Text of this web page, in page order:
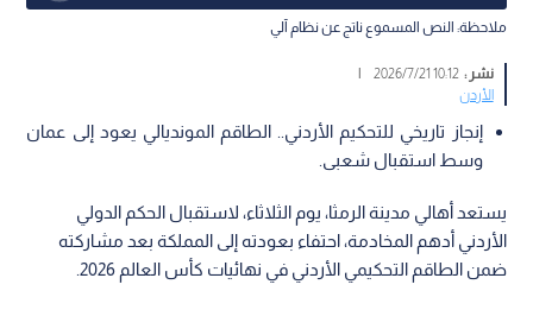
ملاحظة: النص المسموع ناتج عن نظام آلي
نشر :10:12 2026/7/21
|
الأردن
إنجاز تاريخي للتحكيم الأردني.. الطاقم المونديالي يعود إلى عمان
وسط استقبال شعبى.
يستعد أهالي مدينة الرمثا، يوم الثلاثاء، لاستقبال الحكم الدولي
الأردني أدهم المخادمة، احتفاء بعودته إلى المملكة بعد مشاركته
ضمن الطاقم التحكيمي الأردني في نهائيات كأس العالم 2026.